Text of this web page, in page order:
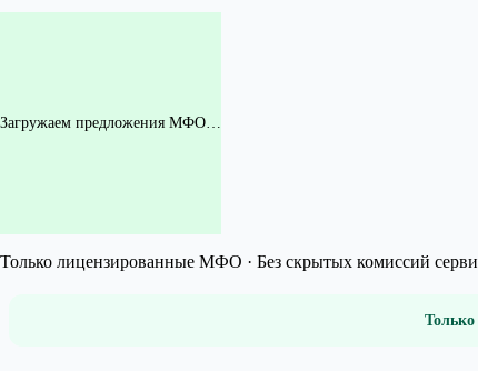
Загружаем предложения МФО…
Только лицензированные МФО · Без скрытых комиссий